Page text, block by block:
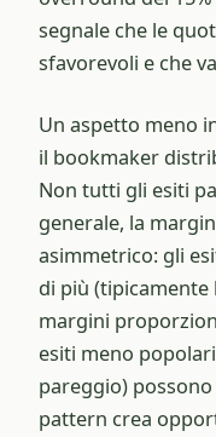
segnale che le
sfavorevoli e che
Un aspetto meno
il bookmaker
Non tutti gli esiti
generale, la
asimmetrico: gli
di più
margini
esiti meno
pareggio)
pattern crea